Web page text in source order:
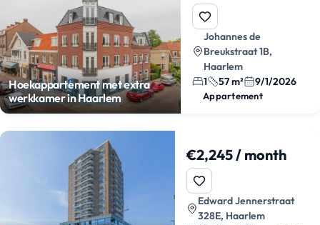
Hoekappartement met extra
werkkamer in Haarlem
Johannes de
Breukstraat 1B,
Haarlem
1
57 m² 9/1/2026
Appartement
€2,245 / month
Edward Jennerstraat
328E, Haarlem